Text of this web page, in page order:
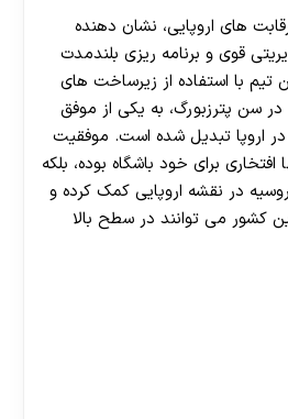
های اروپایی، نشان دهنده
قوی و برنامه ریزی بلندمدت
تیم با استفاده از زیرساخت های
سن پترزبورگ، به یکی از موفق
در اروپا تبدیل شده است. موفقیت
برای خود باشگاه بوده، بلکه
روسیه در نقشه اروپایی کمک کرده و
کشور می توانند در سطح بالا